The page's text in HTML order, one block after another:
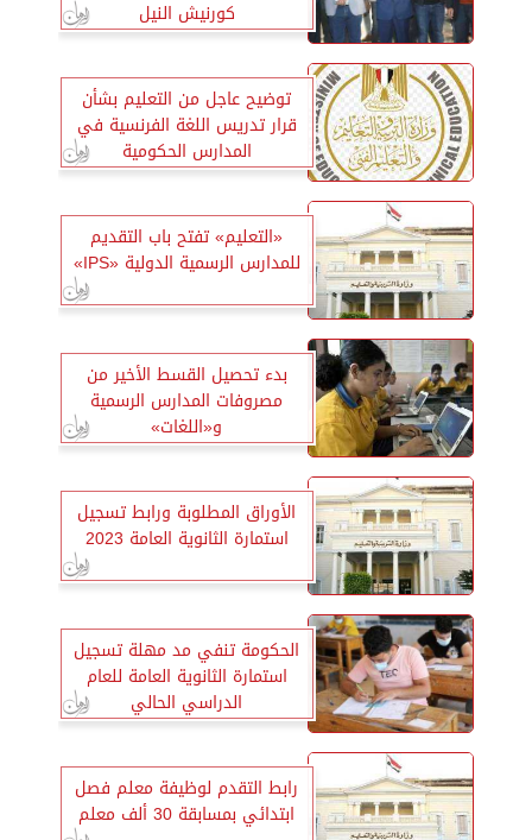
كورنيش النيل
توضيح عاجل من التعليم بشأن
قرار تدريس اللغة الفرنسية في
المدارس الحكومية
«التعليم» تفتح باب التقديم
للمدارس الرسمية الدولية «IPS»
بدء تحصيل القسط الأخير من
مصروفات المدارس الرسمية
و«اللغات»
الأوراق المطلوبة ورابط تسجيل
استمارة الثانوية العامة 2023
الحكومة تنفي مد مهلة تسجيل
استمارة الثانوية العامة للعام
الدراسي الحالي
رابط التقدم لوظيفة معلم فصل
ابتدائي بمسابقة 30 ألف معلم